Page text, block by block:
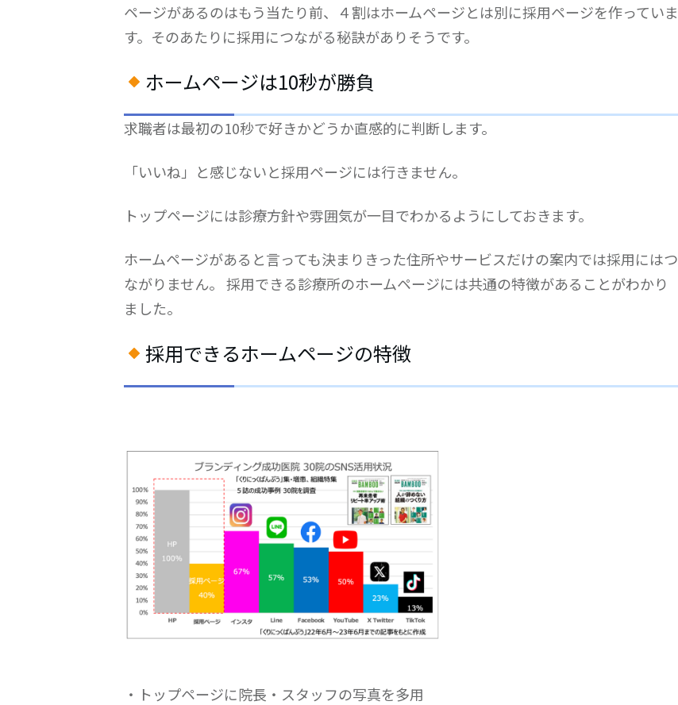
ページがあるのはもう当たり前、４割はホームページとは別に採用ページを作っていま
す。そのあたりに採用につながる秘訣がありそうです。
ホームページは10秒が勝負
求職者は最初の10秒で好きかどうか直感的に判断します。
「いいね」と感じないと採用ページには行きません。
トップページには診療方針や雰囲気が一目でわかるようにしておきます。
ホームページがあると言っても決まりきった住所やサービスだけの案内では採用にはつ
ながりません。 採用できる診療所のホームページには共通の特徴があることがわかり
ました。
採用できるホームページの特徴
・トップページに院長・スタッフの写真を多用